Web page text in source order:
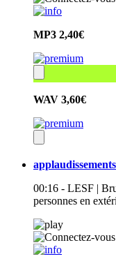
MP3 2,40€
WAV 3,60€
00:16 - LESF |
personnes en